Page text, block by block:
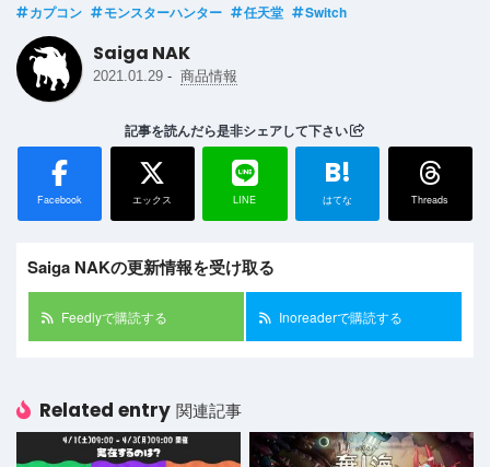
カプコン モンスターハンター 任天堂 Switch
Saiga NAK
2021.01.29 - 商品情報
記事を読んだら是非シェアして下さい
Facebook エックス LINE
B!
はてな Threads
Saiga NAKの更新情報を受け取る
Feedlyで購読する Inoreaderで購読する
Related entry 関連記事